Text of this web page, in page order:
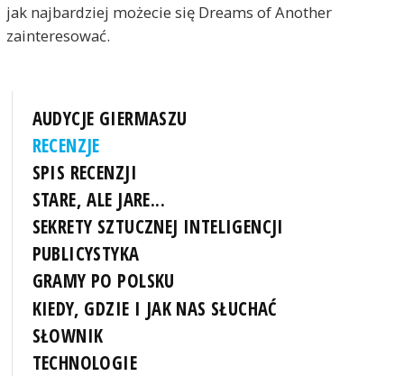
jak najbardziej możecie się Dreams of Another
zainteresować.
AUDYCJE GIERMASZU
RECENZJE
SPIS RECENZJI
STARE, ALE JARE...
SEKRETY SZTUCZNEJ INTELIGENCJI
PUBLICYSTYKA
GRAMY PO POLSKU
KIEDY, GDZIE I JAK NAS SŁUCHAĆ
SŁOWNIK
TECHNOLOGIE